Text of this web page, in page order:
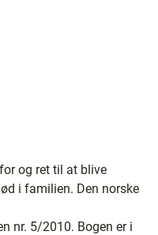
og ret til at blive
i familien. Den norske
nr. 5/2010. Bogen er i